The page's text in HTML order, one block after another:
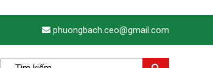
phuongbach.ceo@gmail.com